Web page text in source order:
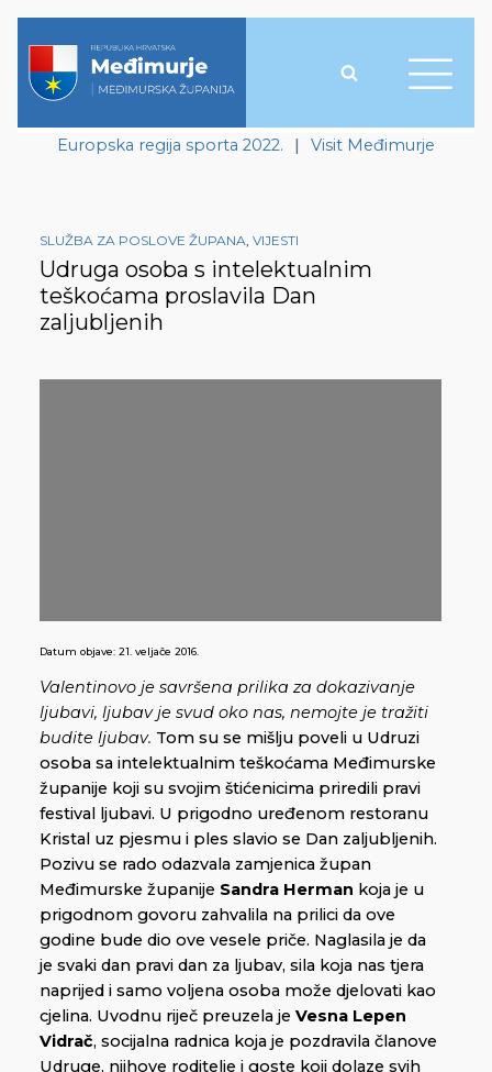
Europska regija sporta 2022. | Visit Međimurje
SLUŽBA ZA POSLOVE ŽUPANA, VIJESTI
Udruga osoba s intelektualnim
teškoćama proslavila Dan
zaljubljenih
Datum objave: 21. veljače 2016.
Valentinovo je savršena prilika za dokazivanje
ljubavi, ljubav je svud oko nas, nemojte je tražiti
budite ljubav. Tom su se mišlju poveli u Udruzi
osoba sa intelektualnim teškoćama Međimurske
županije koji su svojim štićenicima priredili pravi
festival ljubavi. U prigodno uređenom restoranu
Kristal uz pjesmu i ples slavio se Dan zaljubljenih.
Pozivu se rado odazvala zamjenica župan
Međimurske županije Sandra Herman koja je u
prigodnom govoru zahvalila na prilici da ove
godine bude dio ove vesele priče. Naglasila je da
je svaki dan pravi dan za ljubav, sila koja nas tjera
naprijed i samo voljena osoba može djelovati kao
cjelina. Uvodnu riječ preuzela je Vesna Lepen
Vidrač, socijalna radnica koja je pozdravila članove
Udruge, njihove roditelje i goste koji dolaze svih